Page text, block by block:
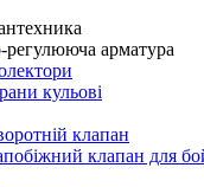
регулююча арматура
кульові
клапан
клапан для